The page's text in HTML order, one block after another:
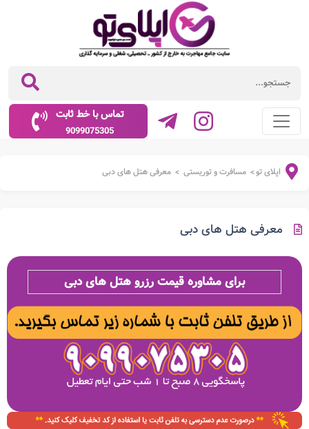
تماس با خط ثابت
9099075305
اپلای تو> مسافرت و توریستی > معرفی هتل های دبی
معرفی هتل های دبی
برای مشاوره قیمت رزرو هتل های دبی